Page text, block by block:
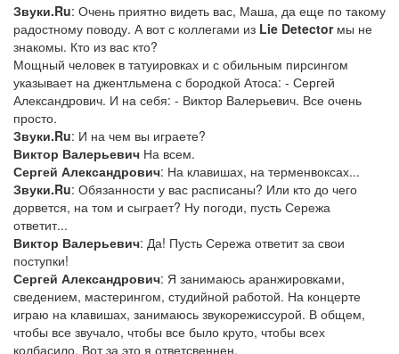
Звуки.Ru: Очень приятно видеть вас, Маша, да еще по такому
радостному поводу. А вот с коллегами из Lie Detectorмы не
знакомы. Кто из вас кто?
Мощный человек в татуировках и с обильным пирсингом
указывает на джентльмена с бородкой Атоса: - Сергей
Александрович. И на себя: - Виктор Валерьевич. Все очень
просто.
Звуки.Ru: И на чем вы играете?
Виктор Валерьевич На всем.
Сергей Александрович: На клавишах, на терменвоксах...
Звуки.Ru: Обязанности у вас расписаны? Или кто до чего
дорвется, на том и сыграет? Ну погоди, пусть Сережа
ответит...
Виктор Валерьевич: Да! Пусть Сережа ответит за свои
поступки!
Сергей Александрович: Я занимаюсь аранжировками,
сведением, мастерингом, студийной работой. На концерте
играю на клавишах, занимаюсь звукорежиссурой. В общем,
чтобы все звучало, чтобы все было круто, чтобы всех
колбасило. Вот за это я ответсвеннен.